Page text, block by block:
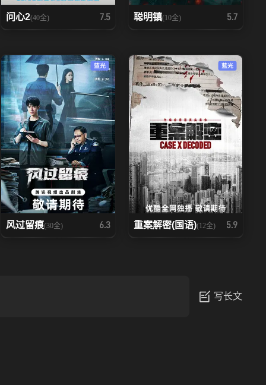
问心2(40全) 7.5 聪明镇(10全) 5.7
蓝光
风过留痕(30全) 6.3
蓝光
重案解密(国语)(12全) 5.9
写长文